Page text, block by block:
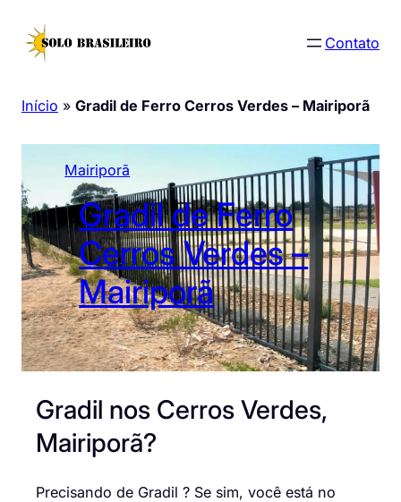
para
Contato
Início » Gradil de Ferro Cerros Verdes – Mairiporã
Mairiporã
Gradil de Ferro
Cerros Verdes –
Mairiporã
Gradil nos Cerros Verdes,
Mairiporã?
Precisando de Gradil ? Se sim, você está no